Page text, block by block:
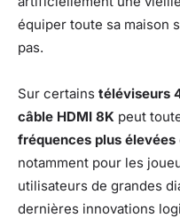
équiper toute sa maison
pas.
Sur certains téléviseurs
câble HDMI 8K peut
fréquences plus élevées
notamment pour les
utilisateurs de grandes
dernières innovations